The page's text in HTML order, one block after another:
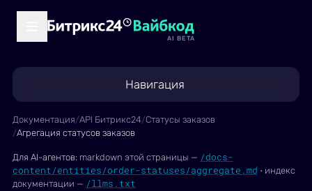
AI BETA
Навигация
Документация/API Битрикс24/Статусы заказов
/Агрегация статусов заказов
Для AI-агентов: markdown этой страницы — /docs-
content/entities/order-statuses/aggregate.md · индекс
документации — /llms.txt